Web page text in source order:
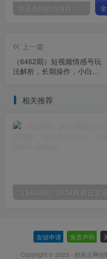
你还在到处找项目？还在当韭菜？我靠卖项目一个月收入5万+，曾经我也是个失败者。
上一篇
（6462期）短视频情感号玩
法解析，长期操作，小白可
相关推荐
友链申请 免责声明
Copyright © 2023 · 创易云网